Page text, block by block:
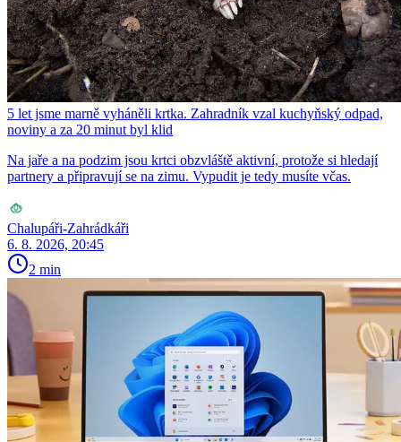
5 let jsme marně vyháněli krtka. Zahradník vzal kuchyňský odpad,
noviny a za 20 minut byl klid
Na jaře a na podzim jsou krtci obzvláště aktivní, protože si hledají
partnery a připravují se na zimu. Vypudit je tedy musíte včas.
Chalupáři-Zahrádkáři
6. 8. 2026, 20:45
2 min